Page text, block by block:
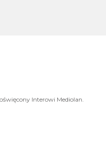
Interowi Mediolan.